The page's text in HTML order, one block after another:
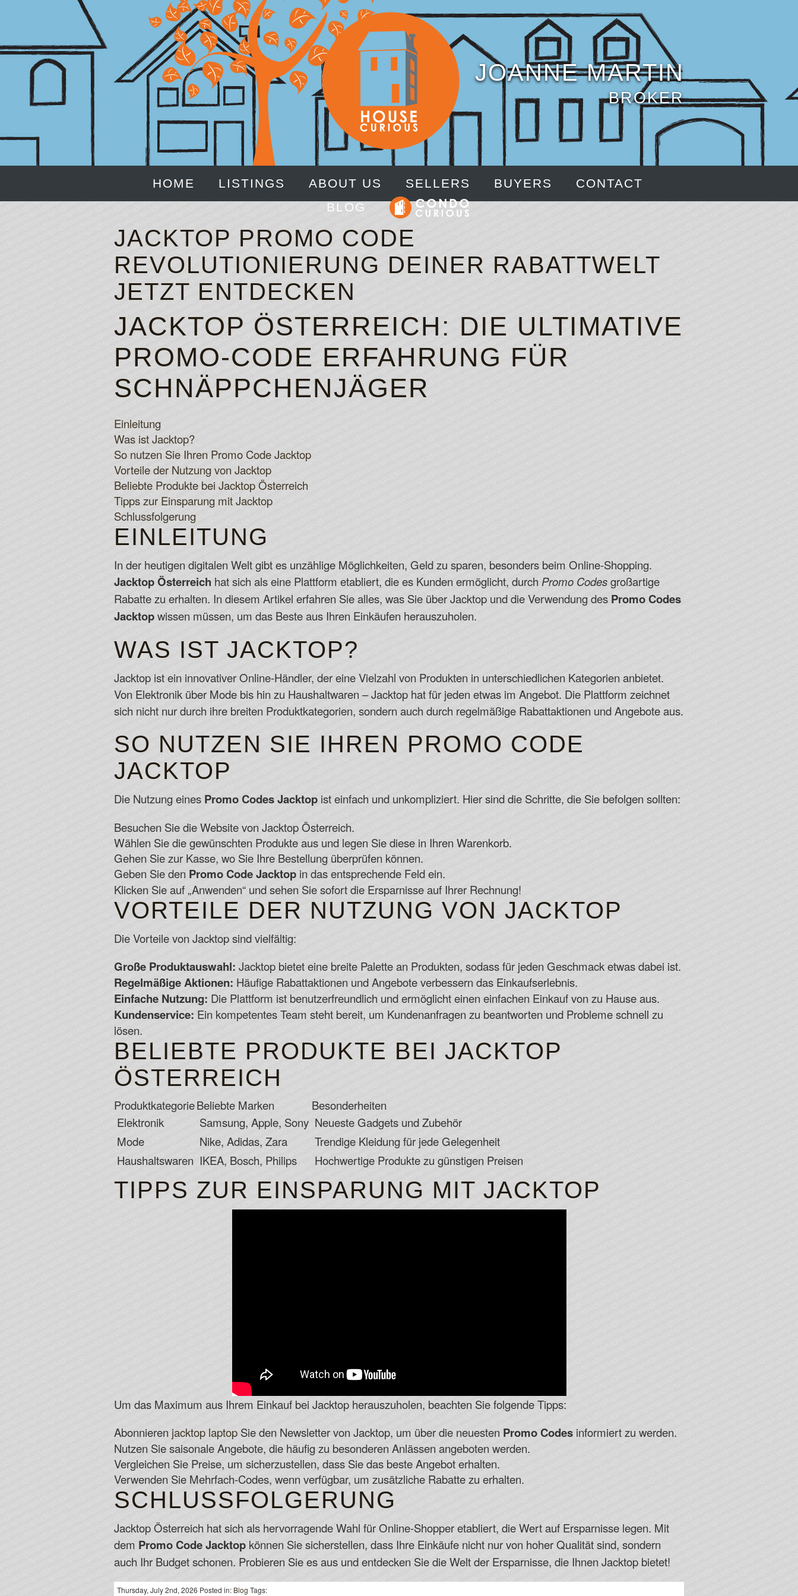
JOANNE MARTIN
BROKER
HOME LISTINGS ABOUT US SELLERS BUYERS
CONTACT
BLOG
JACKTOP PROMO CODE
REVOLUTIONIERUNG DEINER RABATTWELT
JETZT ENTDECKEN
JACKTOP ÖSTERREICH: DIE ULTIMATIVE
PROMO-CODE ERFAHRUNG FÜR
SCHNÄPPCHENJÄGER
Einleitung
Was ist Jacktop?
So nutzen Sie Ihren Promo Code Jacktop
Vorteile der Nutzung von Jacktop
Beliebte Produkte bei Jacktop Österreich
Tipps zur Einsparung mit Jacktop
Schlussfolgerung
EINLEITUNG
In der heutigen digitalen Welt gibt es unzählige Möglichkeiten, Geld zu sparen, besonders beim Online-Shopping.
Jacktop Österreich hat sich als eine Plattform etabliert, die es Kunden ermöglicht, durch Promo Codesgroßartige
Rabatte zu erhalten. In diesem Artikel erfahren Sie alles, was Sie über Jacktop und die Verwendung des Promo Codes
Jacktopwissen müssen, um das Beste aus Ihren Einkäufen herauszuholen.
WAS IST JACKTOP?
Jacktop ist ein innovativer Online-Händler, der eine Vielzahl von Produkten in unterschiedlichen Kategorien anbietet.
Von Elektronik über Mode bis hin zu Haushaltwaren – Jacktop hat für jeden etwas im Angebot. Die Plattform zeichnet
sich nicht nur durch ihre breiten Produktkategorien, sondern auch durch regelmäßige Rabattaktionen und Angebote aus.
SO NUTZEN SIE IHREN PROMO CODE
JACKTOP
Die Nutzung eines Promo Codes Jacktop ist einfach und unkompliziert. Hier sind die Schritte, die Sie befolgen sollten:
Besuchen Sie die Website von Jacktop Österreich.
Wählen Sie die gewünschten Produkte aus und legen Sie diese in Ihren Warenkorb.
Gehen Sie zur Kasse, wo Sie Ihre Bestellung überprüfen können.
Geben Sie den Promo Code Jacktop in das entsprechende Feld ein.
Klicken Sie auf „Anwenden“ und sehen Sie sofort die Ersparnisse auf Ihrer Rechnung!
VORTEILE DER NUTZUNG VON JACKTOP
Die Vorteile von Jacktop sind vielfältig:
Große Produktauswahl: Jacktop bietet eine breite Palette an Produkten, sodass für jeden Geschmack etwas dabei ist.
Regelmäßige Aktionen: Häufige Rabattaktionen und Angebote verbessern das Einkaufserlebnis.
Einfache Nutzung: Die Plattform ist benutzerfreundlich und ermöglicht einen einfachen Einkauf von zu Hause aus.
Kundenservice: Ein kompetentes Team steht bereit, um Kundenanfragen zu beantworten und Probleme schnell zu
lösen.
BELIEBTE PRODUKTE BEI JACKTOP
ÖSTERREICH
ProduktkategorieBeliebte Marken
Besonderheiten
Elektronik
Samsung, Apple, Sony Neueste Gadgets und Zubehör
Mode
Nike, Adidas, Zara
Trendige Kleidung für jede Gelegenheit
Haushaltswaren IKEA, Bosch, Philips Hochwertige Produkte zu günstigen Preisen
TIPPS ZUR EINSPARUNG MIT JACKTOP
Um das Maximum aus Ihrem Einkauf bei Jacktop herauszuholen, beachten Sie folgende Tipps:
Abonnieren jacktop laptop Sie den Newsletter von Jacktop, um über die neuesten Promo Codes informiert zu werden.
Nutzen Sie saisonale Angebote, die häufig zu besonderen Anlässen angeboten werden.
Vergleichen Sie Preise, um sicherzustellen, dass Sie das beste Angebot erhalten.
Verwenden Sie Mehrfach-Codes, wenn verfügbar, um zusätzliche Rabatte zu erhalten.
SCHLUSSFOLGERUNG
Jacktop Österreich hat sich als hervorragende Wahl für Online-Shopper etabliert, die Wert auf Ersparnisse legen. Mit
dem Promo Code Jacktop können Sie sicherstellen, dass Ihre Einkäufe nicht nur von hoher Qualität sind, sondern
auch Ihr Budget schonen. Probieren Sie es aus und entdecken Sie die Welt der Ersparnisse, die Ihnen Jacktop bietet!
Thursday, July 2nd, 2026 Posted in: Blog Tags: